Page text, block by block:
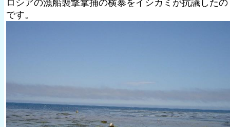
ロシアの漁船襲撃拿捕の横暴をイシカミが抗議したの
です。